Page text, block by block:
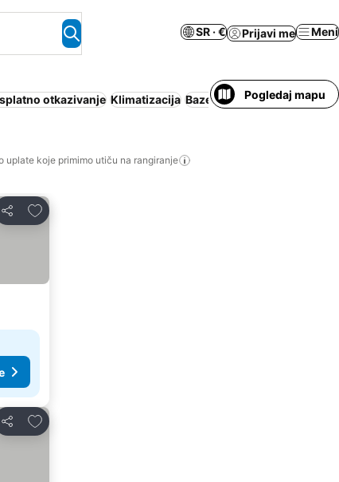
SR · € Prijavi me Meni
otkazivanje Klimatizacija Bazen Apart hotel Wi-Fi
Pogledaj mapu
uplate koje primimo utiču na rangiranje
Deli
Dodati u favorite
Deli
Dodati u favorite